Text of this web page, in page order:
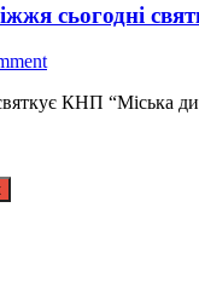
сьогодні
КНП “Міська